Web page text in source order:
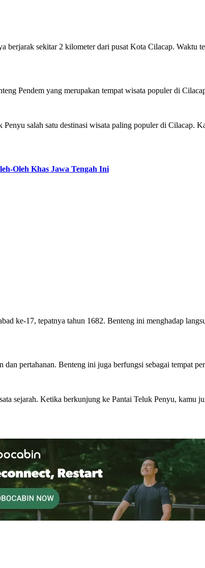
berjarak sekitar 2 kilometer dari pusat Kota Cilacap. Waktu
Pendem yang merupakan tempat wisata populer di
salah satu destinasi wisata paling populer di Cilacap.
Oleh Khas Jawa Tengah Ini
ke-17, tepatnya tahun 1682. Benteng ini menghadap
pertahanan. Benteng ini juga berfungsi sebagai tempat
sejarah. Ketika berkunjung ke Pantai Teluk Penyu, kamu